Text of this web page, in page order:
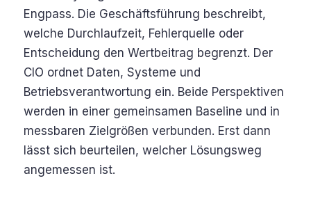
Engpass. Die Geschäftsführung beschreibt,
welche Durchlaufzeit, Fehlerquelle oder
Entscheidung den Wertbeitrag begrenzt. Der
CIO ordnet Daten, Systeme und
Betriebsverantwortung ein. Beide Perspektiven
werden in einer gemeinsamen Baseline und in
messbaren Zielgrößen verbunden. Erst dann
lässt sich beurteilen, welcher Lösungsweg
angemessen ist.